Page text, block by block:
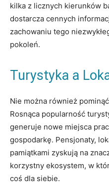
kilka z licznych kierunków
dostarcza cennych
zachowaniu tego
pokoleń.
Turystyka a
Nie można również
Rosnąca popularność
generuje nowe miejsca
gospodarkę. Pensjonaty,
pamiątkami zyskują na
korzystny ekosystem, w
coś dla siebie.